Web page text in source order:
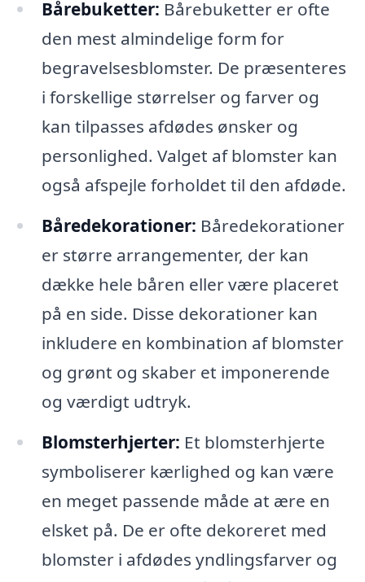
Bårebuketter: Bårebuketter er ofte
den mest almindelige form for
begravelsesblomster. De præsenteres
i forskellige størrelser og farver og
kan tilpasses afdødes ønsker og
personlighed. Valget af blomster kan
også afspejle forholdet til den afdøde.
Båredekorationer: Båredekorationer
er større arrangementer, der kan
dække hele båren eller være placeret
på en side. Disse dekorationer kan
inkludere en kombination af blomster
og grønt og skaber et imponerende
og værdigt udtryk.
Blomsterhjerter: Et blomsterhjerte
symboliserer kærlighed og kan være
en meget passende måde at ære en
elsket på. De er ofte dekoreret med
blomster i afdødes yndlingsfarver og